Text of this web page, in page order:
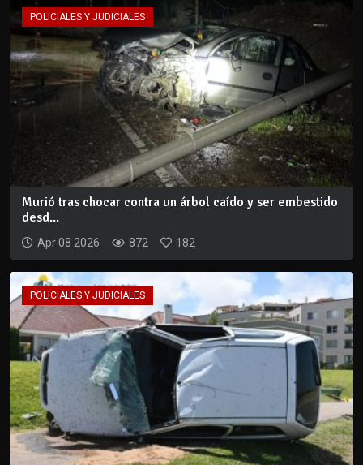
POLICIALES Y JUDICIALES
Murió tras chocar contra un árbol caído y ser embestido
desd...
Apr 08 2026 872 182
POLICIALES Y JUDICIALES